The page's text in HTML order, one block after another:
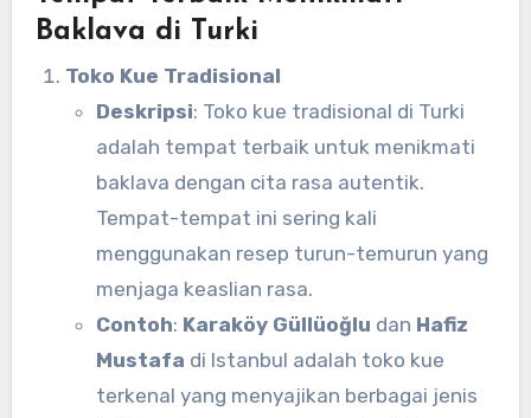
Baklava di Turki
Toko Kue Tradisional
Deskripsi: Toko kue tradisional di Turki
adalah tempat terbaik untuk menikmati
baklava dengan cita rasa autentik.
Tempat-tempat ini sering kali
menggunakan resep turun-temurun yang
menjaga keaslian rasa.
Contoh: Karaköy Güllüoğlu dan Hafiz
Mustafa di Istanbul adalah toko kue
terkenal yang menyajikan berbagai jenis